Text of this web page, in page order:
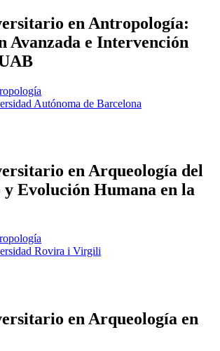
en Antropología:
Avanzada e Intervención
Autónoma de Barcelona
en Arqueología del
Evolución Humana en la
Rovira i Virgili
en Arqueología en